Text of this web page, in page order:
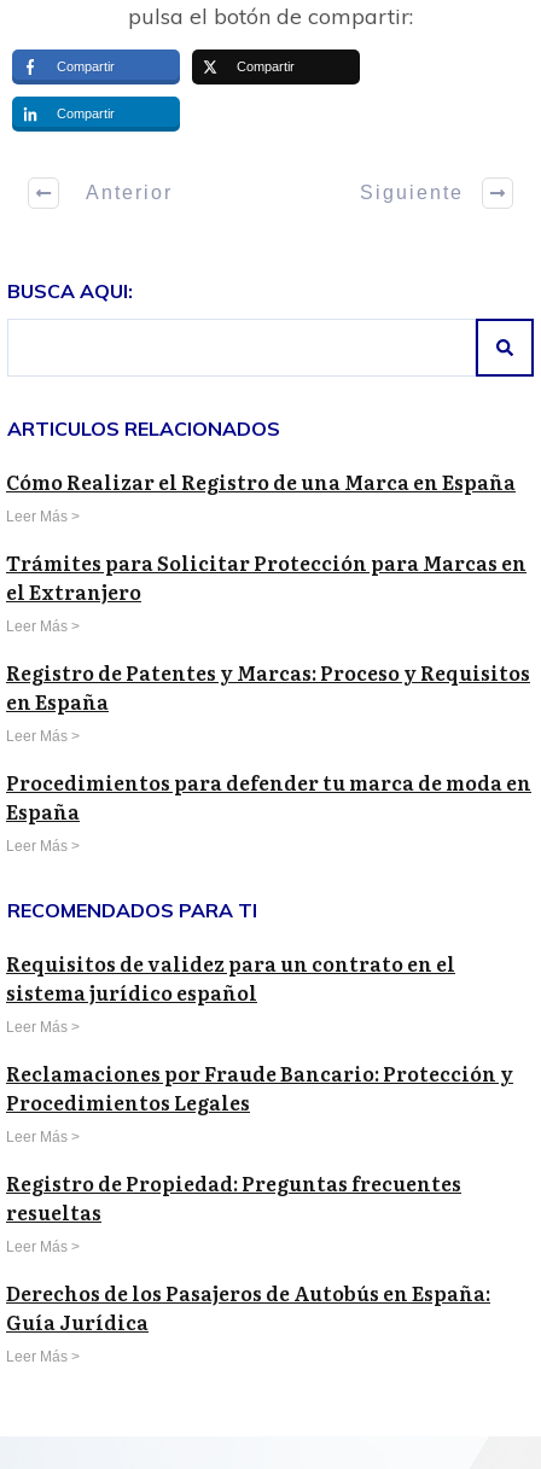
pulsa el botón de compartir:
Compartir Compartir
Compartir
Anterior Siguiente
BUSCA AQUI:
ARTICULOS RELACIONADOS
Cómo Realizar el Registro de una Marca en España
Leer Más >
Trámites para Solicitar Protección para Marcas en
el Extranjero
Leer Más >
Registro de Patentes y Marcas: Proceso y Requisitos
en España
Leer Más >
Procedimientos para defender tu marca de moda en
España
Leer Más >
RECOMENDADOS PARA TI
Requisitos de validez para un contrato en el
sistema jurídico español
Leer Más >
Reclamaciones por Fraude Bancario: Protección y
Procedimientos Legales
Leer Más >
Registro de Propiedad: Preguntas frecuentes
resueltas
Leer Más >
Derechos de los Pasajeros de Autobús en España:
Guía Jurídica
Leer Más >